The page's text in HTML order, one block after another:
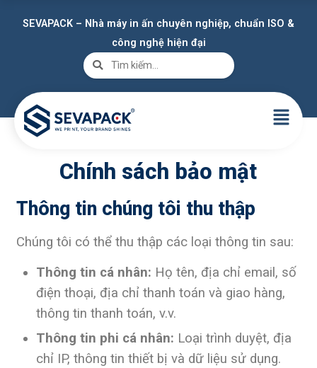
SEVAPACK – Nhà máy in ấn chuyên nghiệp, chuẩn ISO &
công nghệ hiện đại
Chính sách bảo mật
Thông tin chúng tôi thu thập
Chúng tôi có thể thu thập các loại thông tin sau:
Thông tin cá nhân: Họ tên, địa chỉ email, số
điện thoại, địa chỉ thanh toán và giao hàng,
thông tin thanh toán, v.v.
Thông tin phi cá nhân: Loại trình duyệt, địa
chỉ IP, thông tin thiết bị và dữ liệu sử dụng.